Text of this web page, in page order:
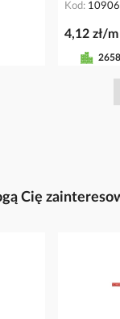
Kod
4,12 zł/m
2658
Cię